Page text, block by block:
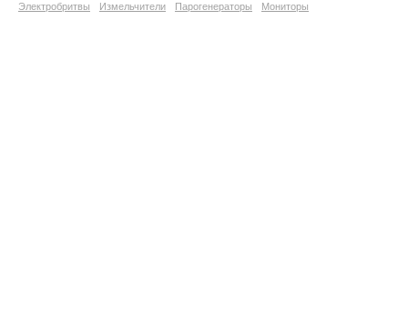
Электробритвы
Измельчители Парогенераторы Мониторы